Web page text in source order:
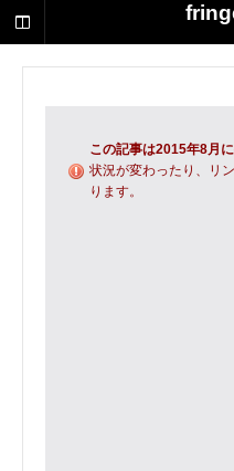
荻
野
この記事は2015年8月
状況が変わったり、リ
ります。